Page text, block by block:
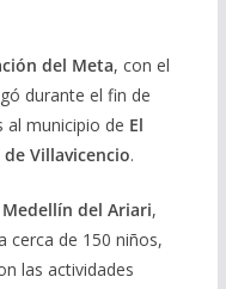
del Meta, con el
durante el fin de
al municipio de El
Villavicencio.
Medellín del Ariari,
cerca de 150 niños,
las actividades